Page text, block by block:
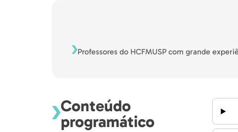
Professores do HCFMUSP com grande
Conteúdo
programático